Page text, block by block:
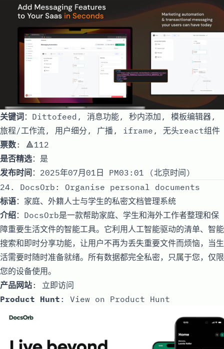
关键词：Dittofeed, 消息功能, 秒内添加, 模板编辑器,
旅程/工作流, 用户细分, 广播, iframe, 无头react组件
票数: 🔺112
是否精选：是
发布时间 ：2025年07月01日 PM03:01 (北京时间)
24. DocsOrb: Organise personal documents
标语：家庭、外籍人士与学生的私密文档管理系统
介绍：DocsOrb是一款帮助家庭、学生和海外工作者整理和保
障重要生活文件的智能工具。它利用人工智能驱动的清单、智能
搜索和即时分享功能，让用户不再为丢失重要文件而烦恼，当生
活需要时随时准备就绪。所有数据都完全私密，只属于您，仅限
您的设备使用。
产品网站: 立即访问
Product Hunt : View on Product Hunt